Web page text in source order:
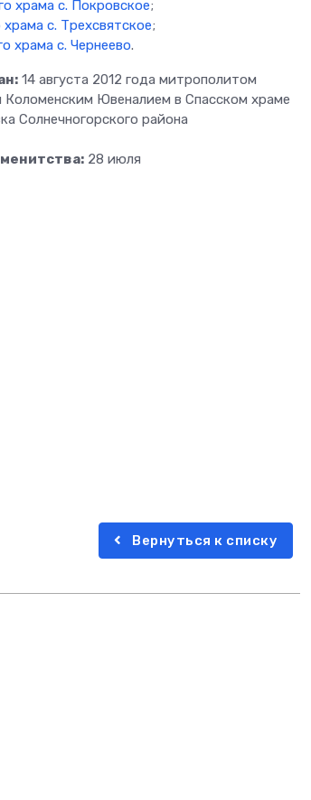
храма с. Покровское;
храма с. Трехсвятское;
храма с. Чернеево.
14 августа 2012 года митрополитом
Коломенским Ювеналием в Спасском храме
Солнечногорского района
28 июля
Вернуться к списку